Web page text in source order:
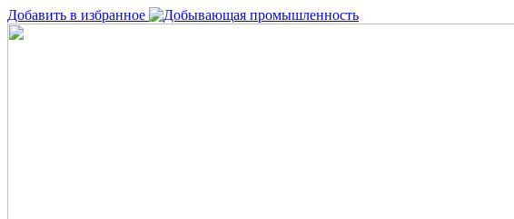
Добавить в избранное